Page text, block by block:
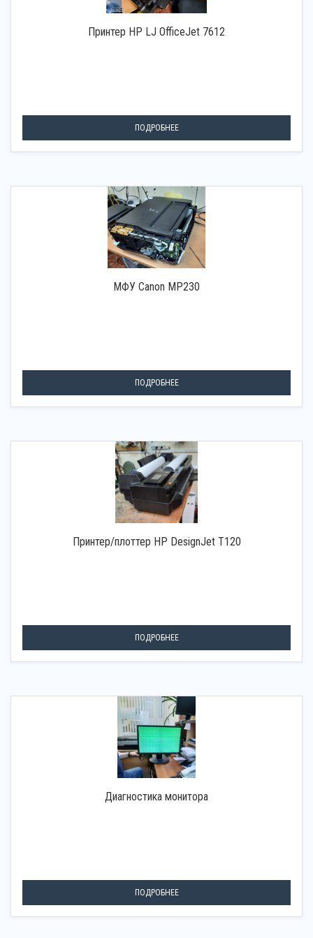
Принтер HP LJ OfficeJet 7612
ПОДРОБНЕЕ
МФУ Canon MP230
ПОДРОБНЕЕ
Принтер/плоттер HP DesignJet T120
ПОДРОБНЕЕ
Диагностика монитора
ПОДРОБНЕЕ